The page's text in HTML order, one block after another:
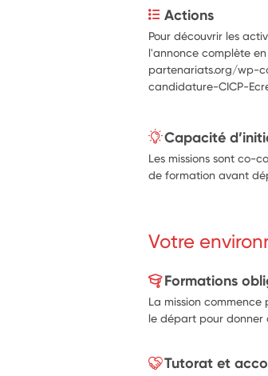
Actions
Pour découvrir les
l'annonce complète
partenariats.org/wp-
candidature-CICP-
Capacité
Les missions sont co-
de formation avant
Votre
Formations
La mission
le départ pour donner
Tutorat et